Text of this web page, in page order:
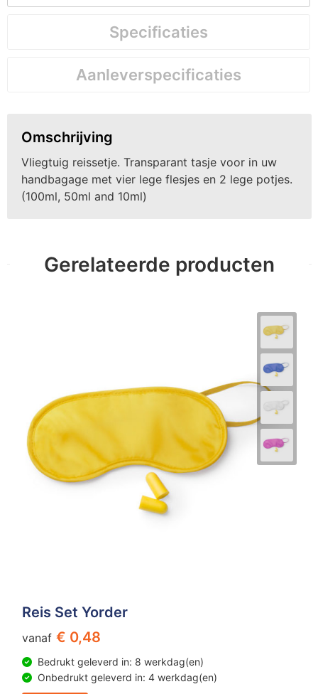
Specificaties
Aanleverspecificaties
Omschrijving
Vliegtuig reissetje. Transparant tasje voor in uw
handbagage met vier lege flesjes en 2 lege potjes.
(100ml, 50ml and 10ml)
Gerelateerde producten
Reis Set Yorder
vanaf € 0,48
Bedrukt geleverd in: 8 werkdag(en)
Onbedrukt geleverd in: 4 werkdag(en)